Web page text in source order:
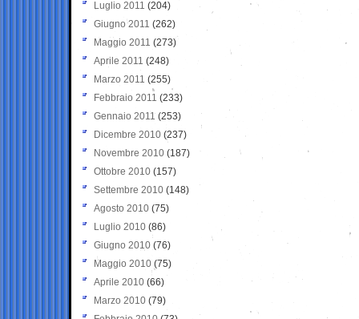
Luglio 2011 (204)
Giugno 2011 (262)
Maggio 2011 (273)
Aprile 2011 (248)
Marzo 2011 (255)
Febbraio 2011 (233)
Gennaio 2011 (253)
Dicembre 2010 (237)
Novembre 2010 (187)
Ottobre 2010 (157)
Settembre 2010 (148)
Agosto 2010 (75)
Luglio 2010 (86)
Giugno 2010 (76)
Maggio 2010 (75)
Aprile 2010 (66)
Marzo 2010 (79)